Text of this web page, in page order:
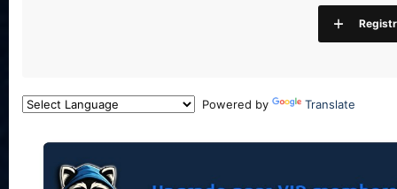
Powered by Translate